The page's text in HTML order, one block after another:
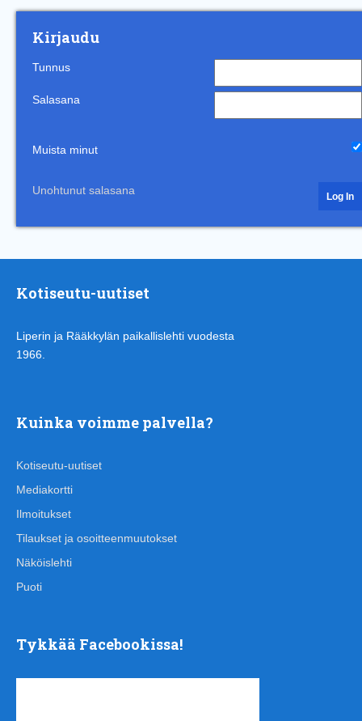
Kirjaudu
Tunnus
Salasana
Muista minut
Unohtunut salasana
Kotiseutu-uutiset
Liperin ja Rääkkylän paikallislehti vuodesta
1966.
Kuinka voimme palvella?
Kotiseutu-uutiset
Mediakortti
Ilmoitukset
Tilaukset ja osoitteenmuutokset
Näköislehti
Puoti
Tykkää Facebookissa!